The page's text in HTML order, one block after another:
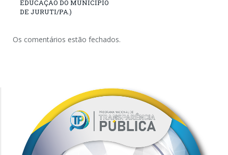
EDUCAÇÃO DO MUNICÍPIO
DE JURUTI/PA.)
Os comentários estão fechados.